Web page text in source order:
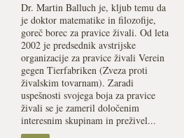
Dr. Martin Balluch je, kljub temu da
je doktor matematike in filozofije,
goreč borec za pravice živali. Od leta
2002 je predsednik avstrijske
organizacije za pravice živali Verein
gegen Tierfabriken (Zveza proti
živalskim tovarnam). Zaradi
uspešnosti svojega boja za pravice
živali se je zameril določenim
interesnim skupinam in preživel...